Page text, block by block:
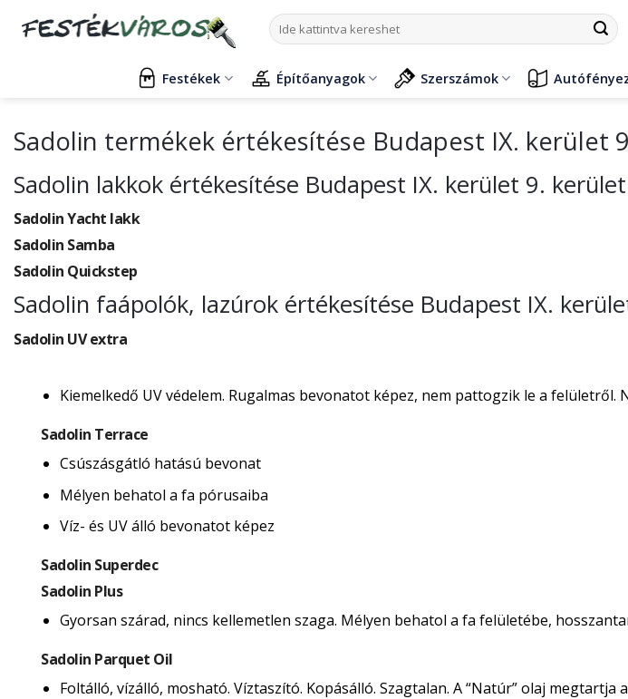
Keresés
a
Festékek Építőanyagok Szerszámok
Sadolin termékek értékesítése Budapest IX. kerület
Sadolin lakkok értékesítése Budapest IX. kerület 9.
Sadolin Yacht lakk
Sadolin Samba
Sadolin Quickstep
Sadolin faápolók, lazúrok értékesítése Budapest IX.
Sadolin UV extra
Kiemelkedő UV védelem. Rugalmas bevonatot képez, nem pattogzik le a
Sadolin Terrace
Csúszásgátló hatású bevonat
Mélyen behatol a fa pórusaiba
Víz- és UV álló bevonatot képez
Sadolin Superdec
Sadolin Plus
Gyorsan szárad, nincs kellemetlen szaga. Mélyen behatol a fa felületébe,
Sadolin Parquet Oil
Foltálló, vízálló, mosható. Víztaszító. Kopásálló. Szagtalan. A “Natúr” olaj